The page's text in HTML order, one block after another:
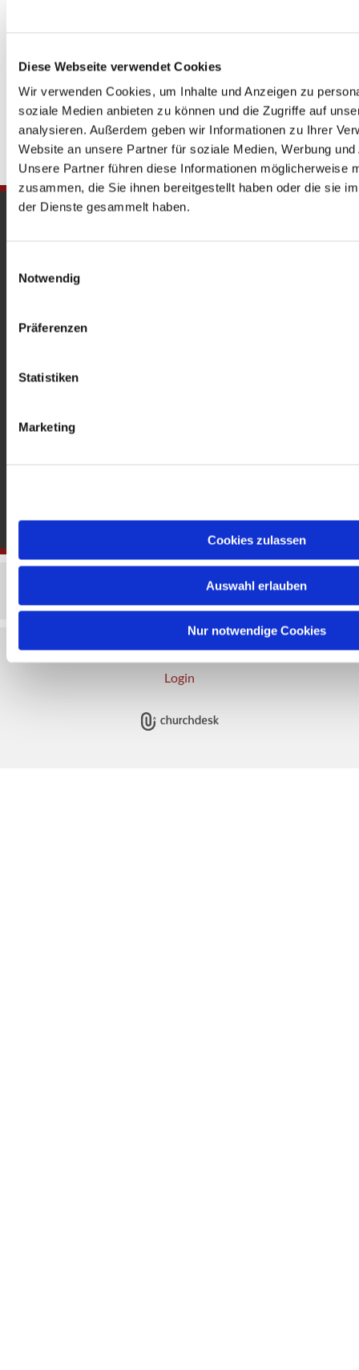
Diese Webseite verwendet Cookies
Wir verwenden Cookies, um Inhalte und Anzeigen zu
soziale Medien anbieten zu können und die Zugriffe auf
analysieren. Außerdem geben wir Informationen zu Ihrer
Website an unsere Partner für soziale Medien, Werbung
Unsere Partner führen diese Informationen möglicherweise
zusammen, die Sie ihnen bereitgestellt haben oder die sie
der Dienste gesammelt haben.
Notwendig
Präferenzen
Statistiken
Marketing
Cookies zulassen
Auswahl erlauben
Nur notwendige Cookies
Heckerdamm 230, 13627 Berlin |
Offene Kirche: Täglich 08-18 Uhr
Impressum Datenschutzerklärung
ChurchDesk-
Login